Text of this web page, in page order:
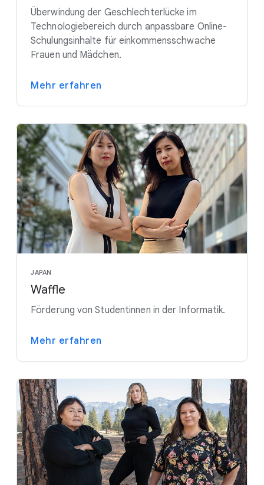
Überwindung der Geschlechterlücke im
Technologiebereich durch anpassbare Online-
Schulungsinhalte für einkommensschwache
Frauen und Mädchen.
Mehr erfahren
JAPAN
Waffle
Förderung von Studentinnen in der Informatik.
Mehr erfahren